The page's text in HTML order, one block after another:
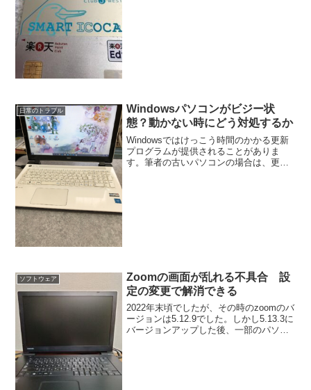
日常のトラブル
Windowsパソコンがビジー状
態？動かない時にどう対処するか
Windowsではけっこう時間のかかる更新
プログラムが提供されることがありま
す。筆者の古いパソコンの場合は、更新
ソフトウェア
Zoomの画面が乱れる不具合 設
定の変更で解消できる
2022年末頃でしたが、その時のzoomのバ
ージョンは5.12.9でした。しかし5.13.3に
バージョンアップした後、一部のパソコ